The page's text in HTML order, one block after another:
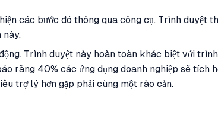
các bước đó thông qua công cụ. Trình duyệt
này.
Trình duyệt này hoàn toàn khác biệt với
rằng 40% các ứng dụng doanh nghiệp sẽ tích
trợ lý hơn gặp phải cùng một rào cản.